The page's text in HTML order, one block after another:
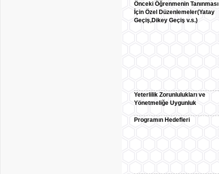
Önceki Öğrenmenin Tanınması
İçin Özel Düzenlemeler(Yatay
Geçiş,Dikey Geçiş v.s.)
Yeterlilik Zorunlulukları ve
Yönetmeliğe Uygunluk
Programın Hedefleri